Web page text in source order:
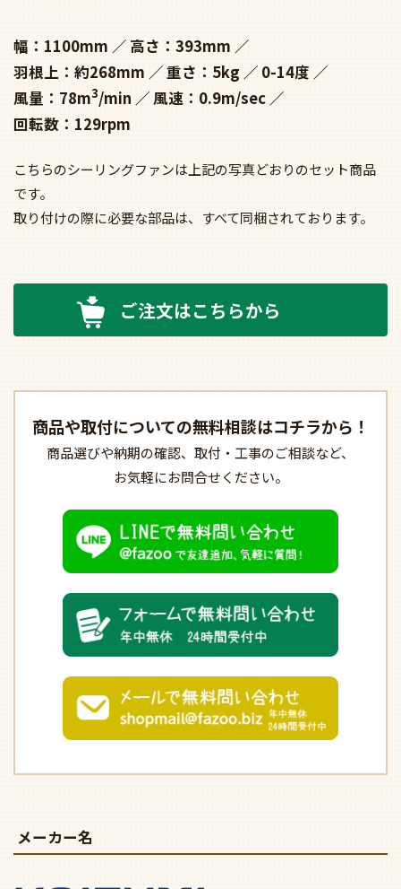
幅：1100mm
高さ：393mm
羽根上：約268mm
重さ：5kg
0-14度
風量：78m3/min
風速：0.9m/sec
回転数：129rpm
こちらのシーリングファンは上記の写真どおりのセット商品
です。
取り付けの際に必要な部品は、すべて同梱されております。
ご注文はこちらから
商品や取付についての無料相談はコチラから！
商品選びや納期の確認、 取付・工事のご相談など、
お気軽にお問合せください。
メーカー名